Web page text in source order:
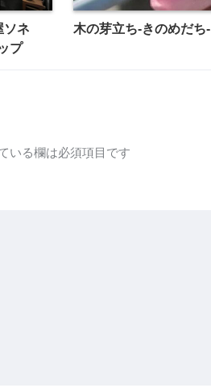
ソネ
プ
木の芽立ち-きのめだち-
いる欄は必須項目です